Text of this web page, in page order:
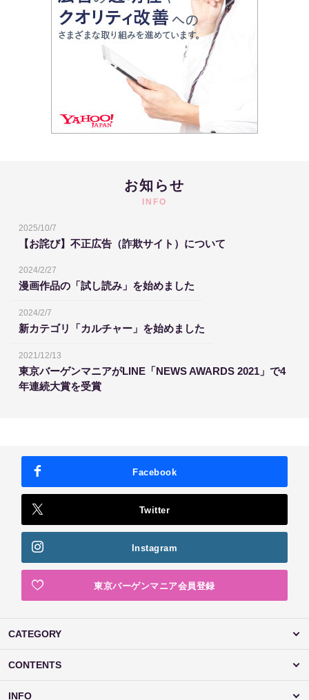
お知らせ
INFO
2025/10/7
【お詫び】不正広告（詐欺サイト）について
2024/2/27
漫画作品の「試し読み」を始めました
2024/2/7
新カテゴリ「カルチャー」を始めました
2021/12/13
東京バーゲンマニアがLINE「NEWS AWARDS 2021」で4
年連続大賞を受賞
Facebook
Twitter
Instagram
東京バーゲンマニア会員登録
CATEGORY
CONTENTS
INFO